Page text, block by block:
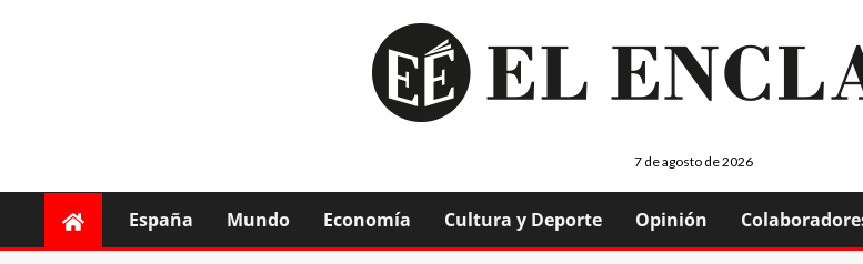
7 de agosto de 2026
España Mundo Economía Cultura y Deporte Opinión